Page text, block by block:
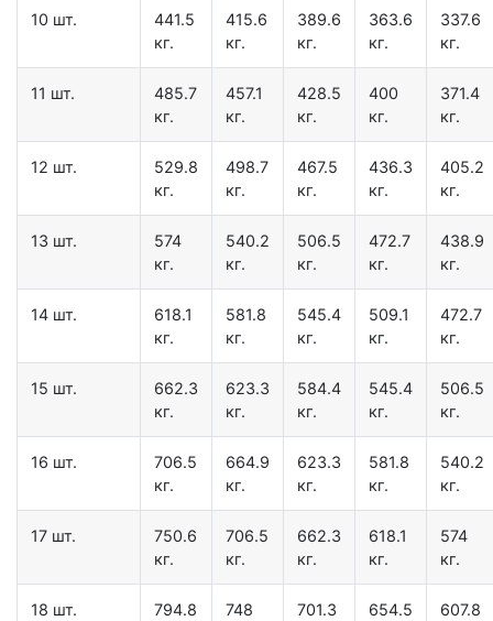
10 шт.
441.5
кг.
415.6
кг.
389.6
кг.
363.6
кг.
337.6
кг.
11 шт.
485.7
кг.
457.1
кг.
428.5
кг.
400
кг.
371.4
кг.
12 шт.
529.8
кг.
498.7
кг.
467.5
кг.
436.3
кг.
405.2
кг.
13 шт.
574
кг.
540.2
кг.
506.5
кг.
472.7
кг.
438.9
кг.
14 шт.
618.1
кг.
581.8
кг.
545.4
кг.
509.1
кг.
472.7
кг.
15 шт.
662.3
кг.
623.3
кг.
584.4
кг.
545.4
кг.
506.5
кг.
16 шт.
706.5
кг.
664.9
кг.
623.3
кг.
581.8
кг.
540.2
кг.
17 шт.
750.6
кг.
706.5
кг.
662.3
кг.
618.1
кг.
574
кг.
18 шт.
794.8
748
701.3
654.5
607.8